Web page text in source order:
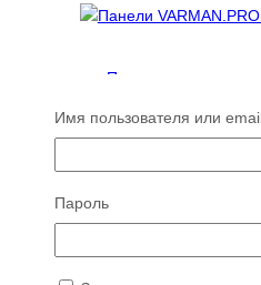
Панель стеновая,
17560₽
Имя пользователя или
Пароль